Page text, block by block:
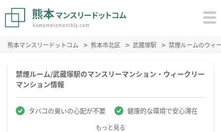
熊本マンスリードットコム 熊本市北区 武蔵塚駅 禁煙ルームのウィ
禁煙ルーム/武蔵塚駅のマンスリーマンション・ウィークリー
マンション情報
タバコの臭いの心配が不要 健康的な環境で安心滞在
もっと見る